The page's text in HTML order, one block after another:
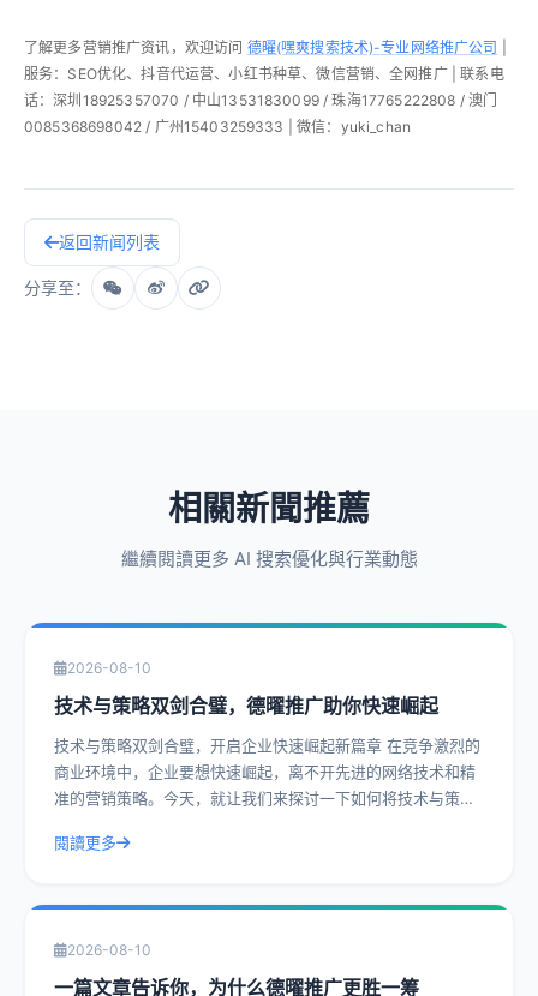
了解更多营销推广资讯，欢迎访问 德曜(嘿爽搜索技术)-专业网络推广公司
服务：SEO优化、抖音代运营、小红书种草、微信营销、全网推广 | 联系电
话：深圳18925357070 / 中山13531830099 / 珠海17765222808 / 澳门
0085368698042 / 广州15403259333 | 微信：yuki_chan
返回新闻列表
分享至：
相關新聞推薦
繼續閱讀更多 AI 搜索優化與行業動態
2026-08-10
技术与策略双剑合璧，德曜推广助你快速崛起
技术与策略双剑合璧，开启企业快速崛起新篇章 在竞争激烈的
商业环境中，企业要想快速崛起，离不开先进的网络技术和精
准的营销策略。今天，就让我们来探讨一下如何将技术与策略
閱讀更多
2026-08-10
一篇文章告诉你，为什么德曜推广更胜一筹